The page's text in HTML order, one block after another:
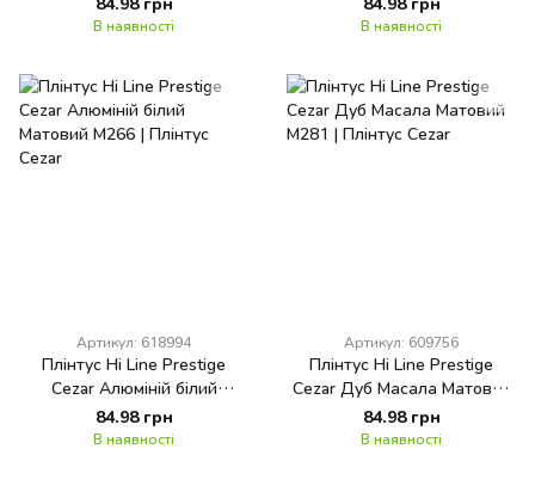
В наявності В наявності
Артикул: 618994
Плінтус Hi Line Prestige
Cezar Алюміній білий
Матовий М266
84.98 грн
В наявності
Артикул: 609756
Плінтус Hi Line Prestige
Cezar Дуб Масала Матовий
М281
84.98 грн
В наявності